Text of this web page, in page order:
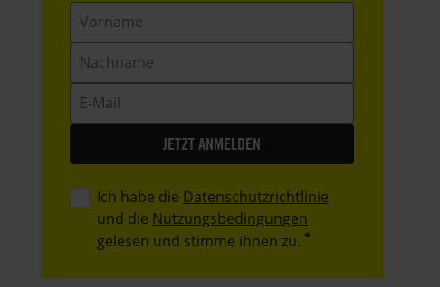
Vorname
Nachname
E-
Mail
Ich habe die Datenschutzrichtlinie
und die Nutzungsbedingungen
gelesen und stimme ihnen zu.